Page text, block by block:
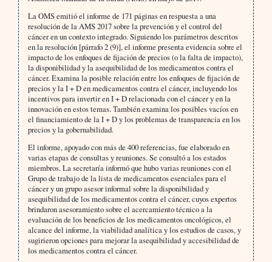
La OMS emitió el informe de 171 páginas en respuesta a una
resolución de la AMS 2017 sobre la prevención y el control del
cáncer en un contexto integrado. Siguiendo los parámetros descritos
en la resolución [párrafo 2 (9)], el informe presenta evidencia sobre el
impacto de los enfoques de fijación de precios (o la falta de impacto),
la disponibilidad y la asequibilidad de los medicamentos contra el
cáncer. Examina la posible relación entre los enfoques de fijación de
precios y la I + D en medicamentos contra el cáncer, incluyendo los
incentivos para invertir en I + D relacionada con el cáncer y en la
innovación en estos temas. También examina los posibles vacíos en
el financiamiento de la I + D y los problemas de transparencia en los
precios y la gobernabilidad.
El informe, apoyado con más de 400 referencias, fue elaborado en
varias etapas de consultas y reuniones. Se consultó a los estados
miembros. La secretaría informó que hubo varias reuniones con el
Grupo de trabajo de la lista de medicamentos esenciales para el
cáncer y un grupo asesor informal sobre la disponibilidad y
asequibilidad de los medicamentos contra el cáncer, cuyos expertos
brindaron asesoramiento sobre el acercamiento técnico a la
evaluación de los beneficios de los medicamentos oncológicos, el
alcance del informe, la viabilidad analítica y los estudios de casos, y
sugirieron opciones para mejorar la asequibilidad y accesibilidad de
los medicamentos contra el cáncer.